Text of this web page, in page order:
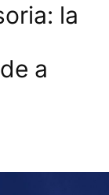
la
a